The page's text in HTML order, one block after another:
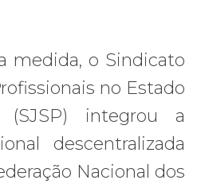
medida, o Sindicato
no Estado
integrou a
descentralizada
Nacional dos